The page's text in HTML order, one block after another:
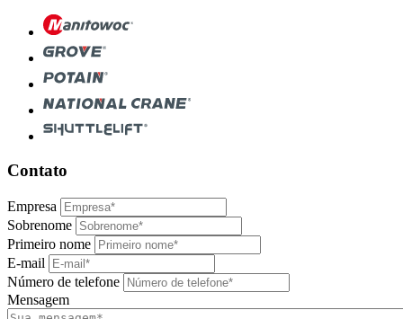
Contato
Empresa
Sobrenome
Primeiro nome
E-mail
Número de telefone
Mensagem